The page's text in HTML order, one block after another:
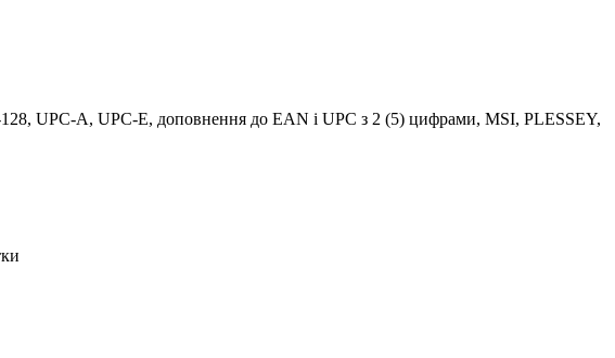
UPC-A, UPC-E, доповнення до EAN і UPC з 2 (5) цифрами, MSI, PLESSEY,